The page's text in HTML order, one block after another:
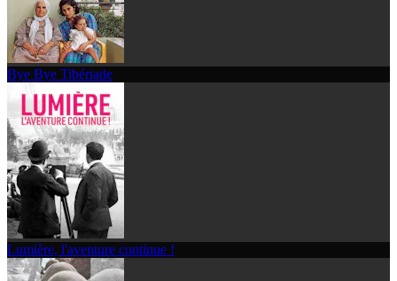
Bye Bye Tibériade
Lumière, l'aventure continue !